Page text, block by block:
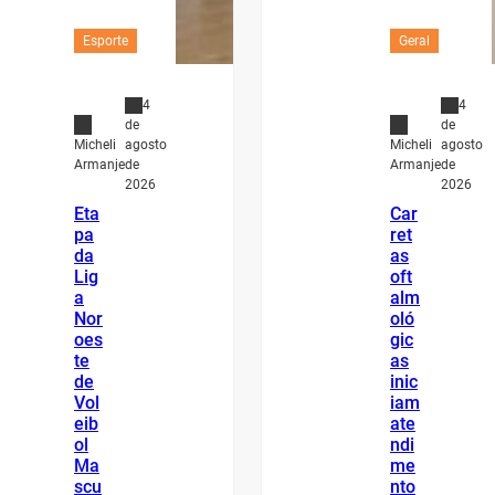
Esporte
Micheli
Armanje
4
de
agosto
de
2026
Eta
pa
da
Lig
a
Nor
oes
te
de
Vol
eib
ol
Ma
scu
Geral
Micheli
Armanje
4
de
agosto
de
2026
Car
ret
as
oft
alm
oló
gic
as
inic
iam
ate
ndi
me
nto